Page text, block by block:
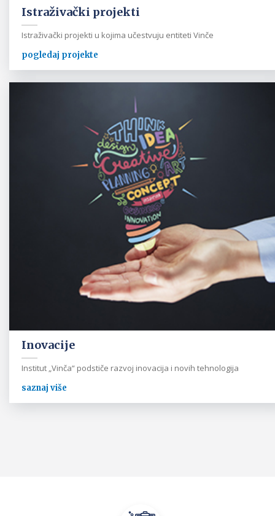
Istraživački projekti
Istraživački projekti u kojima učestvuju entiteti Vinče
pogledaj projekte
Inovacije
Institut „Vinča“ podstiče razvoj inovacija i novih tehnologija
saznaj više